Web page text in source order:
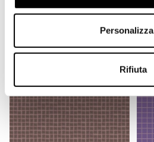
Personalizza
Rifiuta
€ 90,60/MQ